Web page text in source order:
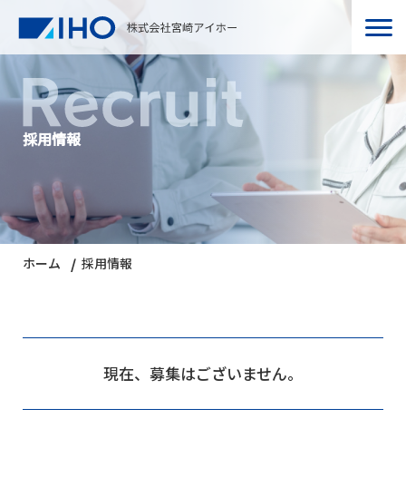
採用情報
ホーム 採用情報
現在、募集はございません。